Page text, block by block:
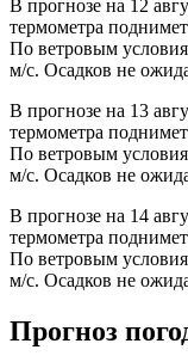
В прогнозе на 12
термометра
По ветровым
м/с. Осадков не
В прогнозе на 13
термометра
По ветровым
м/с. Осадков не
В прогнозе на 14
термометра
По ветровым
м/с. Осадков не
Прогноз